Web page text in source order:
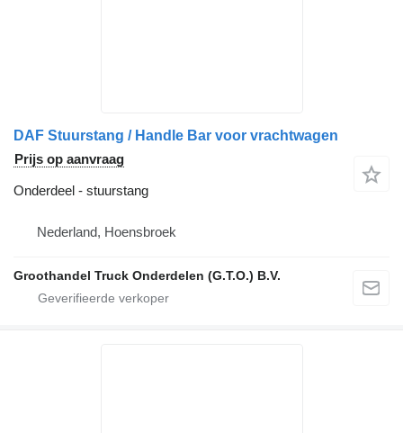
DAF Stuurstang / Handle Bar voor vrachtwagen
Prijs op aanvraag
Onderdeel - stuurstang
Nederland, Hoensbroek
Groothandel Truck Onderdelen (G.T.O.) B.V.